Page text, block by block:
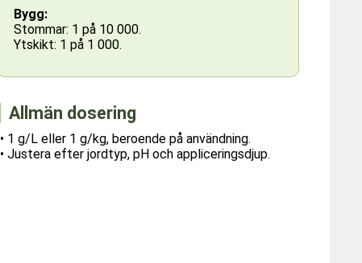
Bygg:
Stommar: 1 på 10 000.
Ytskikt: 1 på 1 000.
Allmän dosering
• 1 g/L eller 1 g/kg, beroende på användning.
• Justera efter jordtyp, pH och appliceringsdjup.